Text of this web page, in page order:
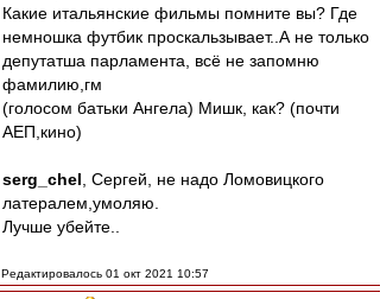
Какие итальянские фильмы помните вы? Где
немношка футбик проскальзывает..А не только
депутатша парламента, всё не запомню
фамилию,гм
(голосом батьки Ангела) Мишк, как? (почти
АЕП,кино)
serg_chel , Сергей, не надо Ломовицкого
латералем,умоляю.
Лучше убейте..
Редактировалось 01 окт 2021 10:57